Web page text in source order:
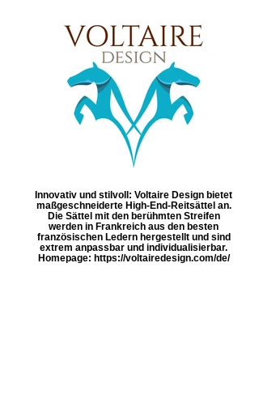
Innovativ und stilvoll: Voltaire Design bietet
maßgeschneiderte High-End-Reitsättel an.
Die Sättel mit den berühmten Streifen
werden in Frankreich aus den besten
französischen Ledern hergestellt und sind
extrem anpassbar und individualisierbar.
Homepage: https://voltairedesign.com/de/